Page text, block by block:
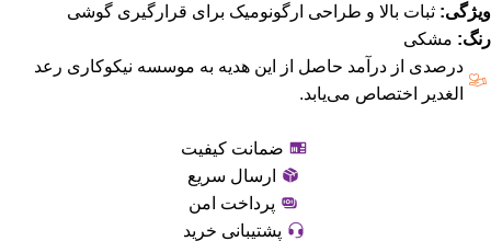
ویژگی: ثبات بالا و طراحی ارگونومیک برای قرارگیری گوشی
رنگ: مشکی
درصدی از درآمد حاصل از این هدیه به موسسه نیکوکاری رعد
الغدیر اختصاص می‌یابد.
ضمانت کیفیت
ارسال سریع
پرداخت امن
پشتیبانی خرید